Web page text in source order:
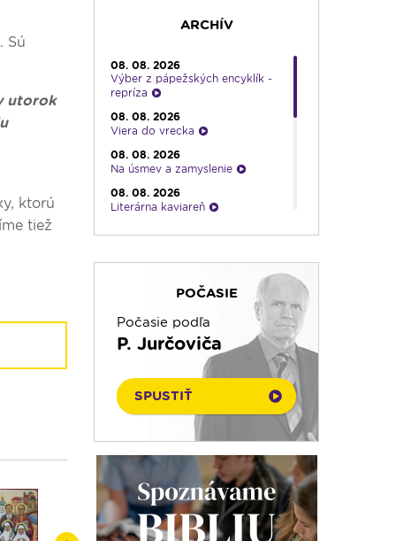
Sú
utorok
ktorú
tiež
ARCHÍV
08. 08. 2026
Výber z pápežských encyklík -
repríza
08. 08. 2026
Viera do vrecka
08. 08. 2026
Na úsmev a zamyslenie
08. 08. 2026
Literárna kaviareň
Kláštory a rehoľný život
Ranné zamyslenie
08. 08. 2026
Emauzy - mimoriadny prenos
08. 08. 2026
Vatikánsky týždenník
POČASIE
Počasie podľa
P. Jurčoviča
SPUSTIŤ